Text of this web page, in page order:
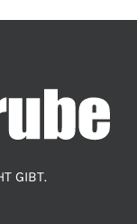
GIBT.